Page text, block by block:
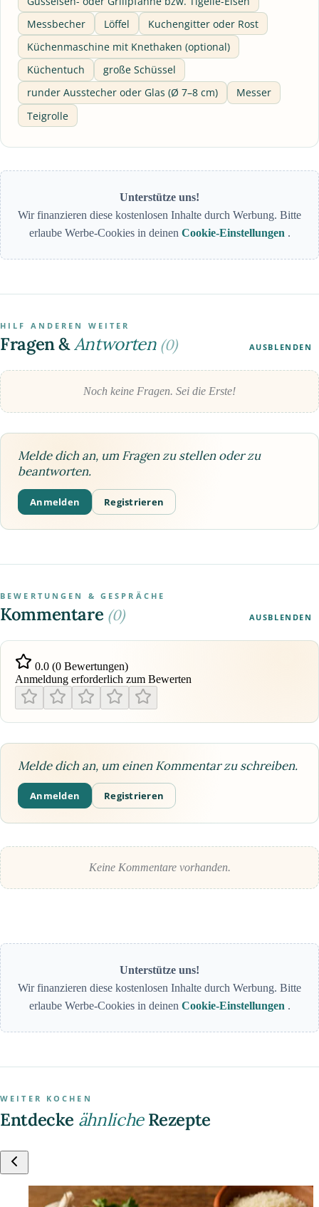
Messbecher
Löffel
Kuchengitter oder Rost
Küchenmaschine mit Knethaken (optional)
Küchentuch
große Schüssel
runder Ausstecher oder Glas (Ø 7–8 cm)
Messer
Teigrolle
Unterstütze uns!
Wir finanzieren diese kostenlosen Inhalte durch Werbung. Bitte
erlaube Werbe-Cookies in deinen Cookie-Einstellungen .
HILF ANDEREN WEITER
Fragen &Antworten (0) AUSBLENDEN
Noch keine Fragen. Sei die Erste!
Melde dich an, um Fragen zu stellen oder zu
beantworten.
Anmelden Registrieren
BEWERTUNGEN & GESPRÄCHE
Kommentare (0) AUSBLENDEN
0.0 (0 Bewertungen)
Anmeldung erforderlich zum Bewerten
Melde dich an, um einen Kommentar zu schreiben.
Anmelden Registrieren
Keine Kommentare vorhanden.
Unterstütze uns!
Wir finanzieren diese kostenlosen Inhalte durch Werbung. Bitte
erlaube Werbe-Cookies in deinen Cookie-Einstellungen .
WEITER KOCHEN
Entdecke ähnlicheRezepte